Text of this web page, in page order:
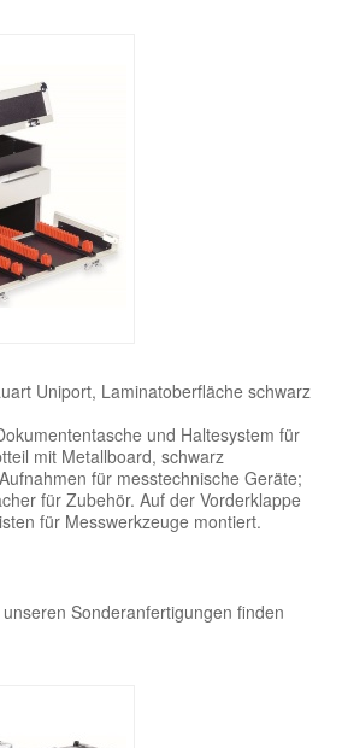
Uniport, Laminatoberfläche schwarz
und Haltesystem für
mit Metallboard, schwarz
für messtechnische Geräte;
für Zubehör. Auf der Vorderklappe
für Messwerkzeuge montiert.
Sonderanfertigungen finden